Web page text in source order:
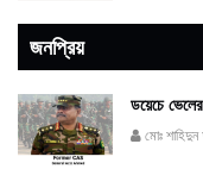
জনপ্রিয়
ডয়েচে
মোঃ